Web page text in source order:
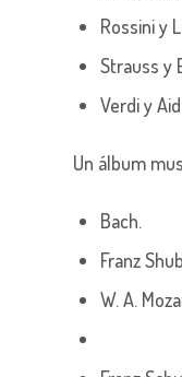
Rossini y
Strauss y
Verdi y
Un álbum
Bach.
Franz
W. A.